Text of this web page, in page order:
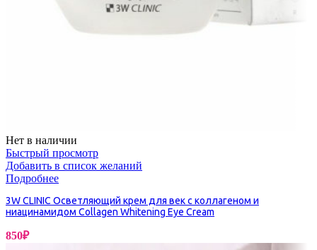
Нет в наличии
Быстрый просмотр
Добавить в список желаний
Подробнее
3W CLINIC Осветляющий крем для век с коллагеном и
ниацинамидом Collagen Whitening Eye Cream
850₽